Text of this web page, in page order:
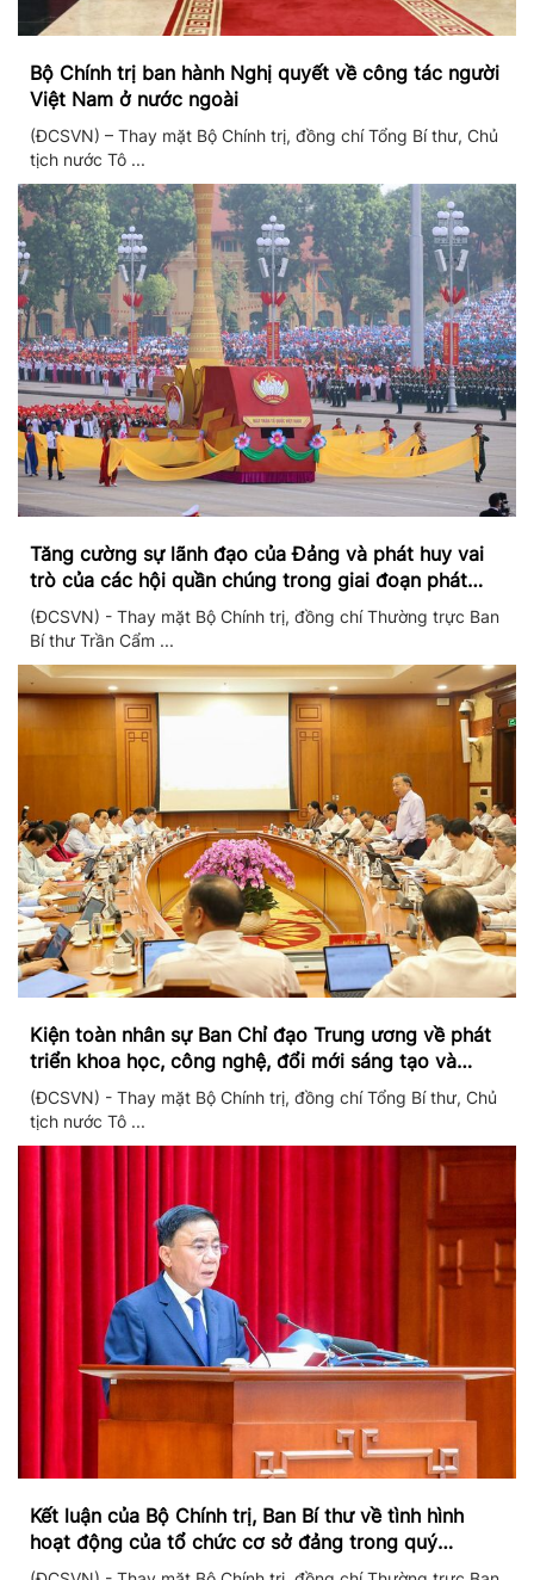
Bộ Chính trị ban hành Nghị quyết về công tác người
Việt Nam ở nước ngoài
(ĐCSVN) – Thay mặt Bộ Chính trị, đồng chí Tổng Bí thư, Chủ
tịch nước Tô ...
Tăng cường sự lãnh đạo của Đảng và phát huy vai
trò của các hội quần chúng trong giai đoạn phát
triển mới
(ĐCSVN) - Thay mặt Bộ Chính trị, đồng chí Thường trực Ban
Bí thư Trần Cẩm ...
Kiện toàn nhân sự Ban Chỉ đạo Trung ương về phát
triển khoa học, công nghệ, đổi mới sáng tạo và
chuyển đổi số
(ĐCSVN) - Thay mặt Bộ Chính trị, đồng chí Tổng Bí thư, Chủ
tịch nước Tô ...
Kết luận của Bộ Chính trị, Ban Bí thư về tình hình
hoạt động của tổ chức cơ sở đảng trong quý
II/2026